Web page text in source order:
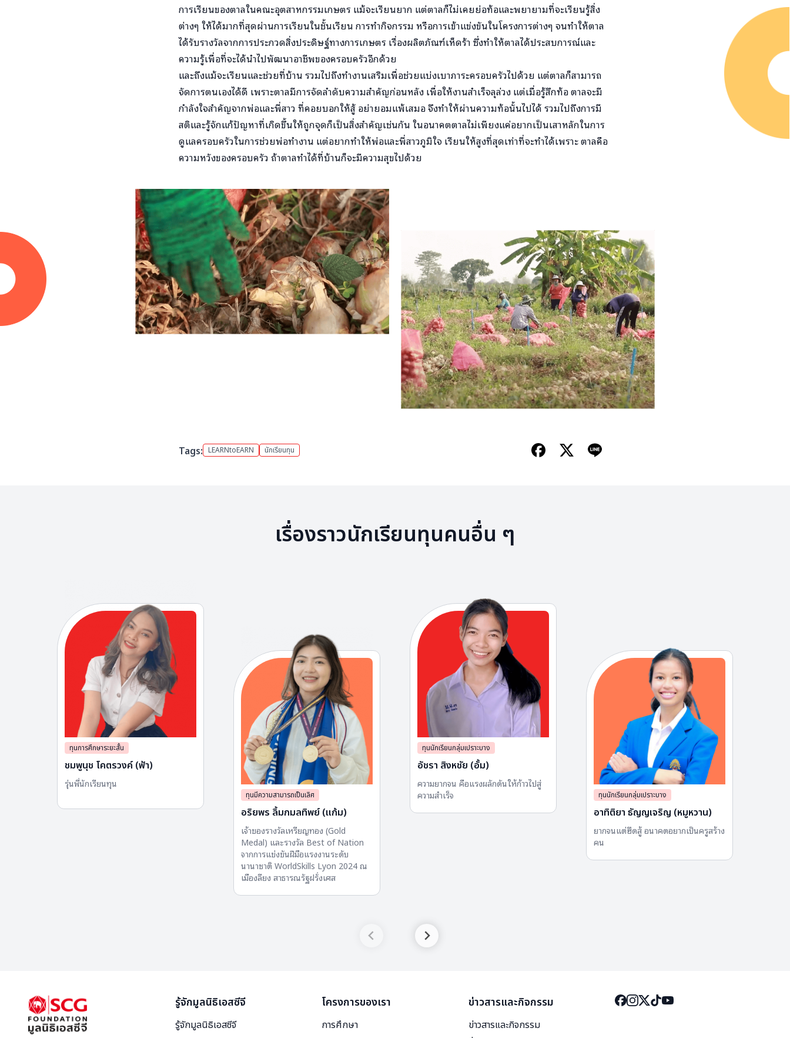
การเรียนของตาลในคณะอุตสาหกรรมเกษตร แม้จะเรียนยาก แต่ตาลก็ไม่เคยย่อท้อและพยายามที่จะเรียนรู้สิ่ง
ต่างๆ ให้ได้มากที่สุดผ่านการเรียนในชั้นเรียน การทำกิจกรรม หรือการเข้าแข่งขันในโครงการต่างๆ จนทำให้ตาล
ได้รับรางวัลจากการประกวดสิ่งประดิษฐ์ทางการเกษตร เรื่องผลิตภัณฑ์เห็ดร้า ซึ่งทำให้ตาลได้ประสบการณ์และ
ความรู้เพื่อที่จะได้นำไปพัฒนาอาชีพของครอบครัวอีกด้วย
และถึงแม้จะเรียนและช่วยที่บ้าน รวมไปถึงทำงานเสริมเพื่อช่วยแบ่งเบาภาระครอบครัวไปด้วย แต่ตาลก็สามารถ
จัดการตนเองได้ดี เพราะตาลมีการจัดลำดับความสำคัญก่อนหลัง เพื่อให้งานสำเร็จลุล่วง แต่เมื่อรู้สึกท้อ ตาลจะมี
กำลังใจสำคัญจากพ่อและพี่สาว ที่คอยบอกให้สู้ อย่ายอมแพ้เสมอ จึงทำให้ผ่านความท้อนั้นไปได้ รวมไปถึงการมี
สติและรู้จักแก้ปัญหาที่เกิดขึ้นให้ถูกจุดก็เป็นสิ่งสำคัญเช่นกัน ในอนาคตตาลไม่เพียงแค่อยากเป็นเสาหลักในการ
ดูแลครอบครัวในการช่วยพ่อทำงาน แต่อยากทำให้พ่อและพี่สาวภูมิใจ เรียนให้สูงที่สุดเท่าที่จะทำได้เพราะ ตาลคือ
ความหวังของครอบครัว ถ้าตาลทำได้ที่บ้านก็จะมีความสุขไปด้วย
Tags: LEARNtoEARN นักเรียนทุน
เรื่องราวนักเรียนทุนคนอื่น ๆ
ทุนการศึกษาระยะสั้น
ชมพูนุช โคตรวงค์ (ฟ้า)
รุ่น​พี่นักเรียน​ทุน​
ทุนมีความสามารถเป็นเลิศ
อริยพร ลิ้มกมลทิพย์ (แก้ม)
เจ้าของรางวัลเหรียญทอง (Gold
Medal) และรางวัล Best of Nation
จากการแข่งขันฝีมือแรงงานระดับ
นานาชาติ WorldSkills Lyon 2024 ณ
เมืองลียง สาธารณรัฐฝรั่งเศส
ทุนนักเรียนกลุ่มเปราะบาง
อัชรา สิงหชัย (อั้ม)
ความยากจน คือแรงผลักดันให้ก้าวไปสู่
ความสำเร็จ
ทุนนักเรียนกลุ่มเปราะบาง
อาทิติยา ธัญญเจริญ (หมูหวาน)
ยากจนแต่ฮึดสู้ อนาคตอยากเป็นครูสร้าง
คน
รู้จักมูลนิธิเอสซีจี
รู้จักมูลนิธิเอสซีจี
โครงการของเรา
การศึกษา
ข่าวสารและกิจกรรม
ข่าวสารและกิจกรรม